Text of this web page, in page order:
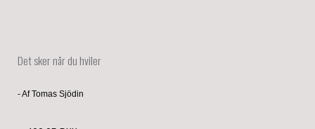
Det sker når du hviler
- Af Tomas Sjödin